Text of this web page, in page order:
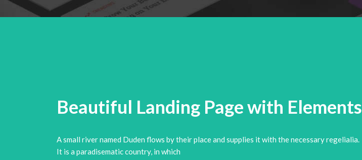
Beautiful Landing Page with Elements
A small river named Duden flows by their place and supplies it with the necessary regelialia.
It is a paradisematic country, in which